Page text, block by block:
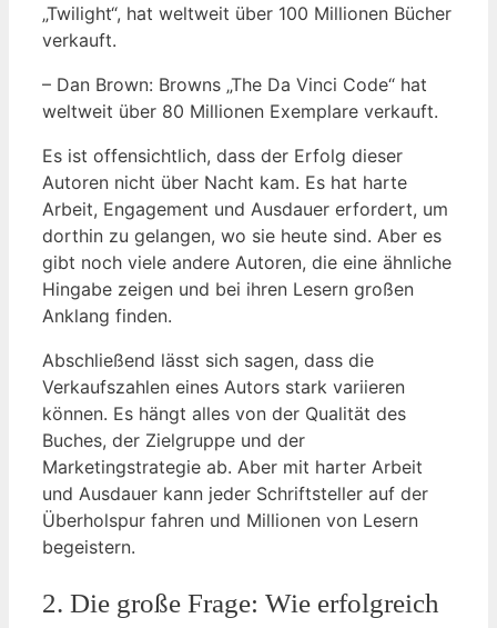
„Twilight“, hat weltweit über 100 Millionen Bücher
verkauft.
– Dan Brown: Browns „The Da Vinci Code“ hat
weltweit über 80 Millionen Exemplare verkauft.
Es ist offensichtlich, dass der Erfolg dieser
Autoren nicht über Nacht kam. Es hat harte
Arbeit, Engagement und Ausdauer erfordert, um
dorthin zu gelangen, wo sie heute sind. Aber es
gibt noch viele andere Autoren, die eine ähnliche
Hingabe zeigen und bei ihren Lesern großen
Anklang finden.
Abschließend lässt sich sagen, dass die
Verkaufszahlen eines Autors stark variieren
können. Es hängt alles von der Qualität des
Buches, der Zielgruppe und der
Marketingstrategie ab. Aber mit harter Arbeit
und Ausdauer kann jeder Schriftsteller auf der
Überholspur fahren und Millionen von Lesern
begeistern.
2. Die große Frage: Wie erfolgreich